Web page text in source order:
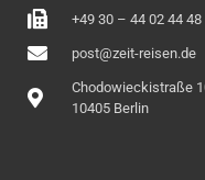
+49 30 – 44 02 44 48
post@zeit-reisen.de
Chodowieckistraße
10405 Berlin